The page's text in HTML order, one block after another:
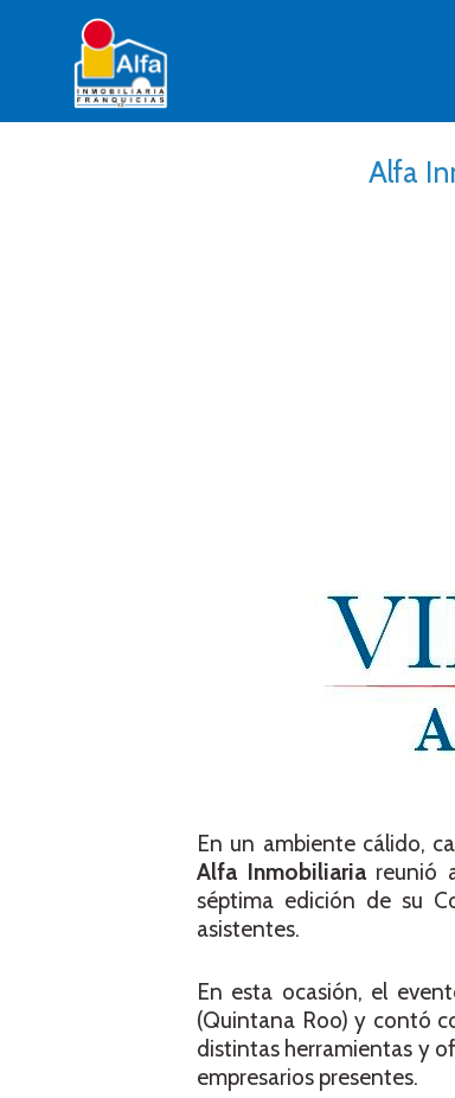
Alfa
En un ambiente cálido,
Alfa Inmobiliariareunió
séptima edición de su
asistentes.
En esta ocasión, el
(Quintana Roo) y contó
distintas herramientas y
empresarios presentes.